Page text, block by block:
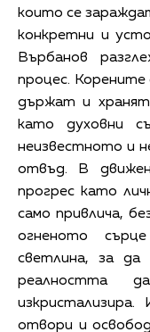
които се
конкретни и
Върбанов
процес.
държат и
като духовни
неизвестното и
отвъд. В
прогрес като
само привлича,
огненото
светлина, за
реалността
отвори и